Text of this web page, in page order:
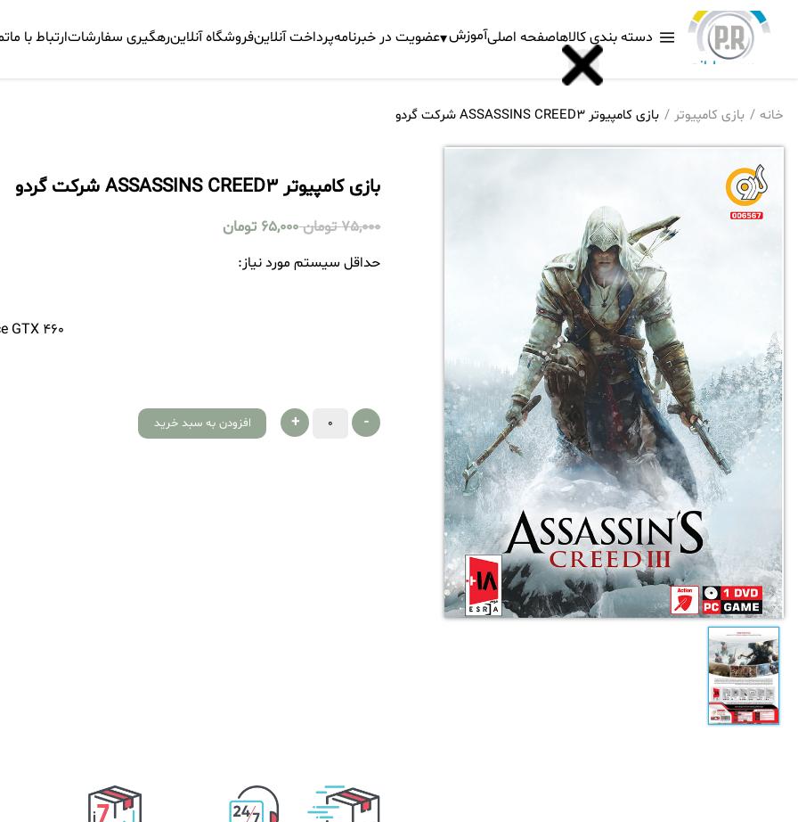
دسته بندی کالاهاصفحه اصلیآموزش عضویت در خبرنامهپرداخت آنلاینفروشگاه آنلاینرهگیری سفارشاتارتباط با ما
خانه بازی کامپیوتر بازی کامپیوتر ASSASSINS CREED3 شرکت گردو
بازی کامپیوتر ASSASSINS CREED3 شرکت گردو
75,000 تومان 65,000 تومان
حداقل سیستم مورد نیاز:
GTX 460
-
+ افزودن به سبد خرید